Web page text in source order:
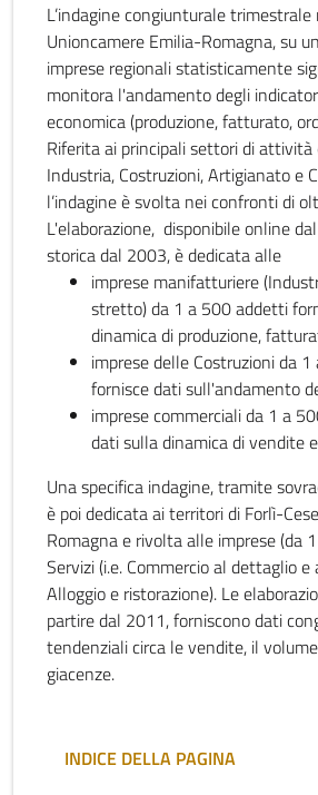
L’indagine congiunturale
Unioncamere Emilia-Romagna, su
imprese regionali statisticamente
monitora l'andamento degli
economica (produzione, fatturato,
Riferita ai principali settori di attività
Industria, Costruzioni, Artigianato e
l’indagine è svolta nei confronti di
L'elaborazione, disponibile online
storica dal 2003, è dedicata alle
imprese manifatturiere
stretto) da 1 a 500 addetti
dinamica di produzione,
imprese delle Costruzioni da
fornisce dati sull'andamento
imprese commerciali da 1 a
dati sulla dinamica di vendite
Una specifica indagine, tramite
è poi dedicata ai territori di Forlì-
Romagna e rivolta alle imprese (da
Servizi (i.e. Commercio al dettaglio e
Alloggio e ristorazione). Le
partire dal 2011, forniscono dati
tendenziali circa le vendite, il
giacenze.
INDICE DELLA PAGINA